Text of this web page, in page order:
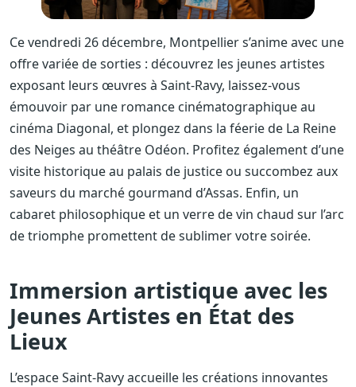
Ce vendredi 26 décembre, Montpellier s’anime avec une
offre variée de sorties : découvrez les jeunes artistes
exposant leurs œuvres à Saint-Ravy, laissez-vous
émouvoir par une romance cinématographique au
cinéma Diagonal, et plongez dans la féerie de La Reine
des Neiges au théâtre Odéon. Profitez également d’une
visite historique au palais de justice ou succombez aux
saveurs du marché gourmand d’Assas. Enfin, un
cabaret philosophique et un verre de vin chaud sur l’arc
de triomphe promettent de sublimer votre soirée.
Immersion artistique avec les
Jeunes Artistes en État des
Lieux
L’espace Saint-Ravy accueille les créations innovantes